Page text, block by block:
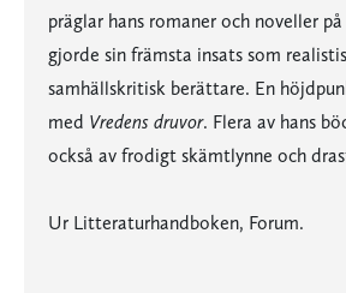
präglar hans romaner och noveller
gjorde sin främsta insats som
samhällskritisk berättare. En
med Vredens druvor. Flera av hans
också av frodigt skämtlynne och
Ur Litteraturhandboken, Forum.